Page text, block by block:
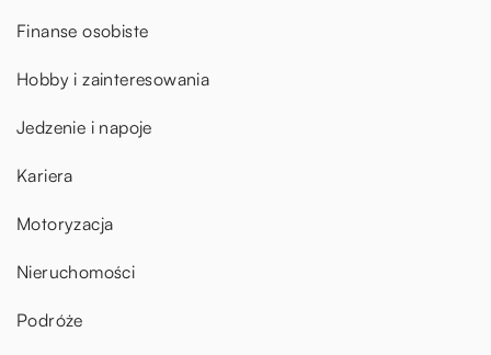
Finanse osobiste
Hobby i zainteresowania
Jedzenie i napoje
Kariera
Motoryzacja
Nieruchomości
Podróże